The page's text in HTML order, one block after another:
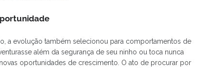
a evolução também selecionou para comportamentos de
além da segurança de seu ninho ou toca nunca
oportunidades de crescimento. O ato de procurar por